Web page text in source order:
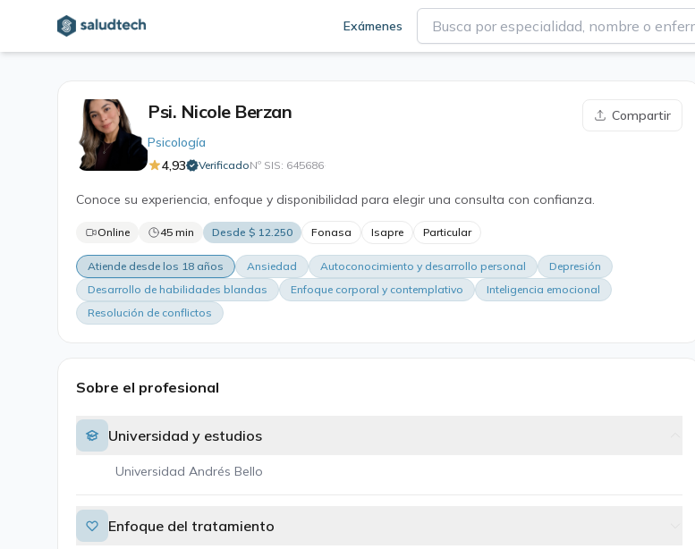
Exámenes
Psi. Nicole Berzan
Compartir
Psicología
4,93
VerificadoNº SIS: 645686·
Conoce su experiencia, enfoque y disponibilidad para elegir una consulta con confianza.
Online 45 min Desde $ 12.250 Fonasa Isapre Particular
Atiende desde los 18 años Ansiedad Autoconocimiento y desarrollo personal
Depresión
Desarrollo de habilidades blandas
Enfoque corporal y contemplativo
Inteligencia emocional
Resolución de conflictos
Sobre el profesional
Universidad y estudios
Universidad Andrés Bello
Enfoque del tratamiento